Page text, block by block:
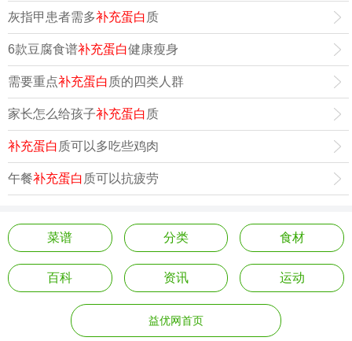
灰指甲患者需多补充蛋白 质
6款豆腐食谱补充蛋白健康瘦身
需要重点补充蛋白 质的四类人群
家长怎么给孩子补充蛋白 质
补充蛋白 质可以多吃些鸡肉
午餐补充蛋白 质可以抗疲劳
菜谱 分类 食材
百科 资讯 运动
益优网首页